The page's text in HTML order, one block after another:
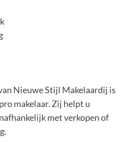
Nieuwe Stijl Makelaardij is
makelaar. Zij helpt u
met verkopen of